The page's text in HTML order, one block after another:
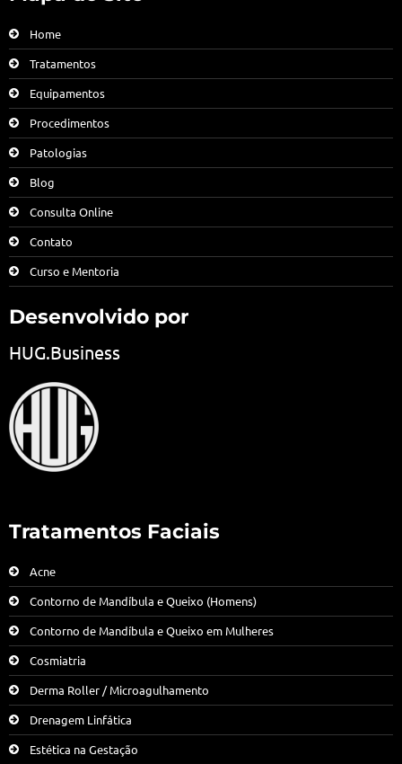
Home
Tratamentos
Equipamentos
Procedimentos
Patologias
Blog
Consulta Online
Contato
Curso e Mentoria
Desenvolvido por
HUG.Business
Tratamentos Faciais
Acne
Contorno de Mandíbula e Queixo (Homens)
Contorno de Mandíbula e Queixo em Mulheres
Cosmiatria
Derma Roller / Microagulhamento
Drenagem Linfática
Estética na Gestação